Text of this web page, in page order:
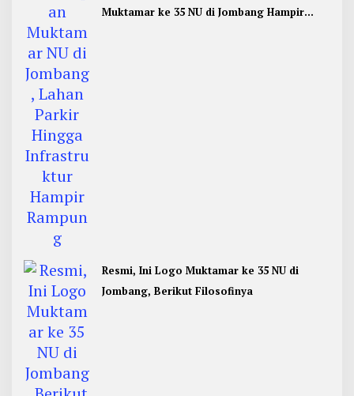
Muktamar ke 35 NU di Jombang Hampir
Resmi, Ini Logo Muktamar ke 35 NU di
Jombang, Berikut Filosofinya